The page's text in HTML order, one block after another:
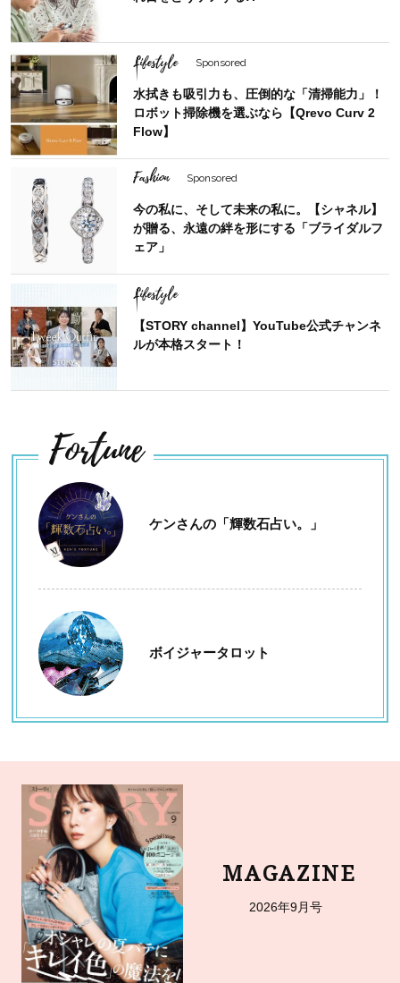
Lifestyle Sponsored
水拭きも吸引力も、圧倒的な「清掃能力」！
ロボット掃除機を選ぶなら【Qrevo Curv 2
Flow】
Fashion Sponsored
今の私に、そして未来の私に。【シャネル】
が贈る、永遠の絆を形にする「ブライダルフ
ェア」
Lifestyle
【STORY channel】YouTube公式チャンネ
ルが本格スタート！
Fortune
ケンさんの「輝数石占い。」
ボイジャータロット
MAGAZINE
2026年9月号